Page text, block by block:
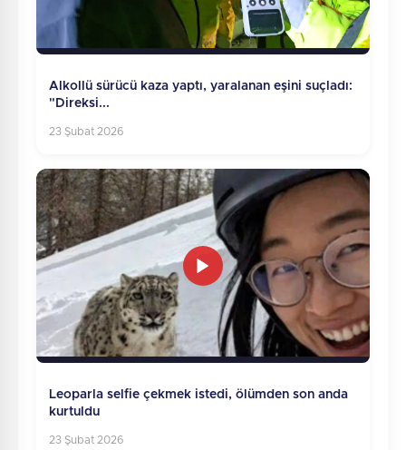
Alkollü sürücü kaza yaptı, yaralanan eşini suçladı:
"Direksi...
23 Şubat 2026
Leoparla selfie çekmek istedi, ölümden son anda
kurtuldu
23 Şubat 2026